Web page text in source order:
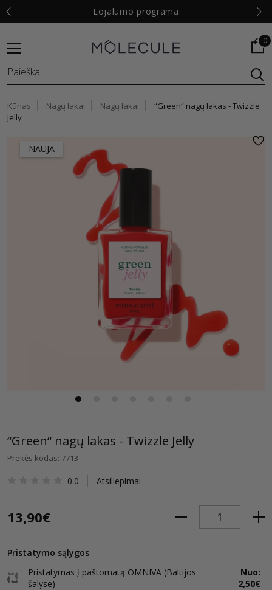
Lojalumo programa
0
Kūnas Nagų lakai Nagų lakai
“Green“ nagų lakas - Twizzle
Jelly
NAUJA
“Green“ nagų lakas - Twizzle Jelly
Prekės kodas: 7713
0.0 Atsiliepimai
13,90€
Pristatymo sąlygos
Pristatymas į paštomatą OMNIVA (Baltijos
šalyse)
Nuo:
2,50€